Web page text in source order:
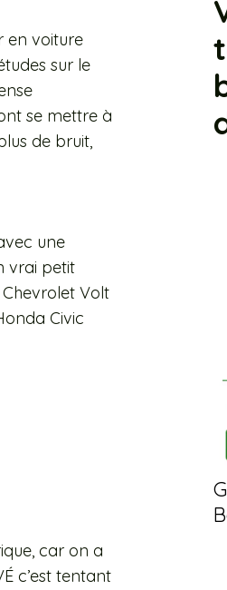
en voiture
sur le
se mettre à
de bruit,
une
vrai petit
Volt
Civic
car on a
c’est tentant